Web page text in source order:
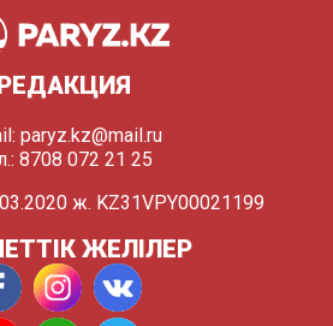
paryz.kz@mail.ru
8708 072 21 25
ж. KZ31VPY00021199
ЖЕЛІЛЕР